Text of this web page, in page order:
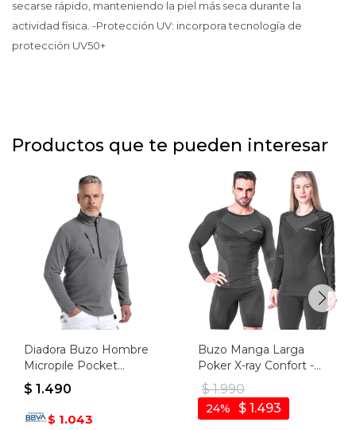
secarse rápido, manteniendo la piel más seca durante la
actividad física. -Protección UV: incorpora tecnología de
protección UV50+
Productos que te pueden interesar
Diadora Buzo Hombre
Micropile Pocket
Litework - Gris
$ 1.490
$ 1.043
Buzo Manga Larga
Poker X-ray Confort -
Negro
$ 1.990
$ 1.493
24